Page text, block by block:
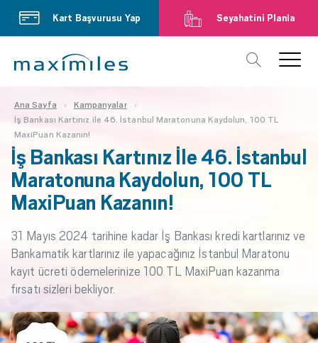
Kart Başvurusu Yap Seyahatini Planla
Ana Sayfa
Kampanyalar
İş Bankası Kartınız ile 46. İstanbul Maratonuna Kaydolun, 100 TL
MaxiPuan Kazanın!
İş Bankası Kartınız İle 46. İstanbul
Maratonuna Kaydolun, 100 TL
MaxiPuan Kazanın!
31 Mayıs 2024 tarihine kadar İş Bankası kredi kartlarınız ve
Bankamatik kartlarınız ile yapacağınız İstanbul Maratonu
kayıt ücreti ödemelerinize 100 TL MaxiPuan kazanma
fırsatı sizleri bekliyor.